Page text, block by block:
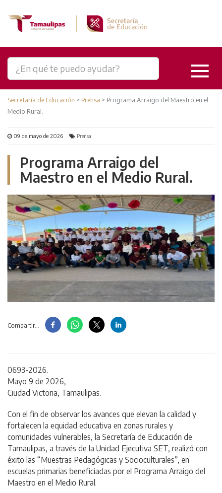
Secretaría de Educación > Prensa > Programa Arraigo del Maestro en el
Medio Rural.
09 de mayo de 2026 Prensa
Programa Arraigo del
Maestro en el Medio Rural.
Compartir...
0693-2026.
Mayo 9 de 2026,
Ciudad Victoria, Tamaulipas.
Con el fin de observar los avances que elevan la calidad y
fortalecen la equidad educativa en zonas rurales y
comunidades vulnerables, la Secretaría de Educación de
Tamaulipas, a través de la Unidad Ejecutiva SET, realizó con
éxito las “Muestras Pedagógicas y Socioculturales”, en
escuelas primarias beneficiadas por el Programa Arraigo del
Maestro en el Medio Rural.